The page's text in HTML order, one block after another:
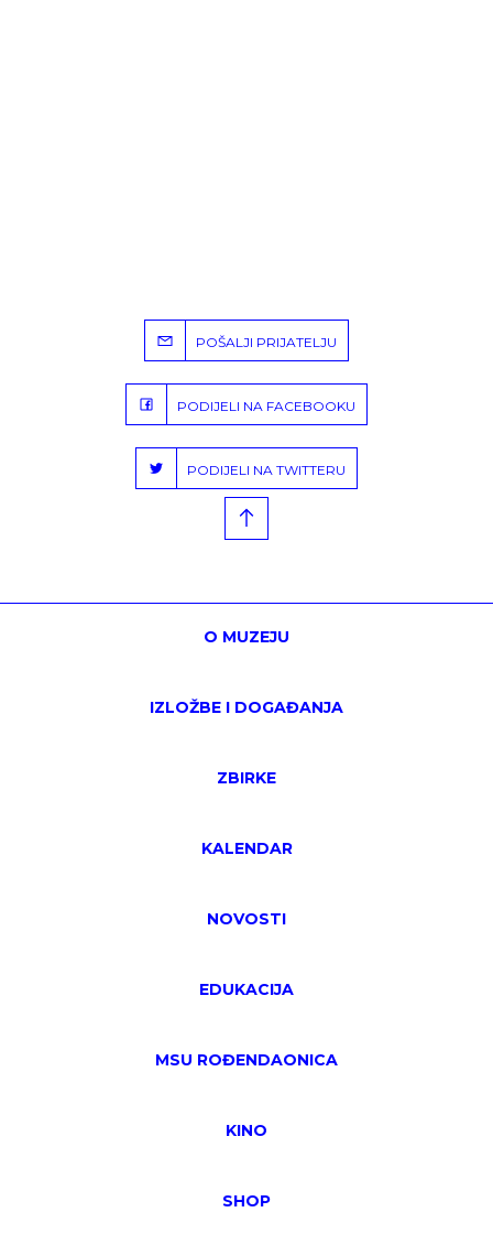
POŠALJI PRIJATELJU
PODIJELI NA FACEBOOKU
PODIJELI NA TWITTERU
O MUZEJU
IZLOŽBE I DOGAĐANJA
ZBIRKE
KALENDAR
NOVOSTI
EDUKACIJA
MSU ROĐENDAONICA
KINO
SHOP